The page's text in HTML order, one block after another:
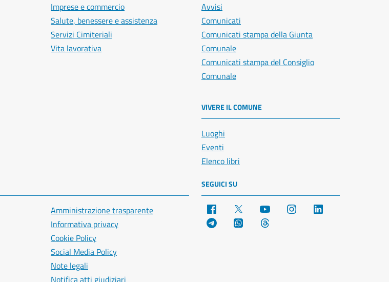
Imprese e commercio
Salute, benessere e assistenza
Servizi Cimiteriali
Vita lavorativa
Avvisi
Comunicati
Comunicati stampa della Giunta
Comunale
Comunicati stampa del Consiglio
Comunale
VIVERE IL COMUNE
Luoghi
Eventi
Elenco libri
Amministrazione trasparente
Informativa privacy
Cookie Policy
Social Media Policy
Note legali
SEGUICI SU
Facebook YouTube Instagram
Telegram WhatsApp